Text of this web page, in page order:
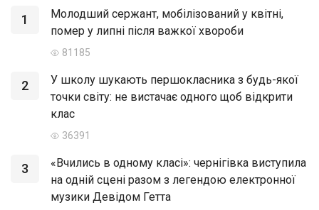
1
Молодший сержант, мобілізований у квітні,
помер у липні після важкої хвороби
81185
2
У школу шукають першокласника з будь-якої
точки світу: не вистачає одного щоб відкрити
клас
36391
3
«Вчились в одному класі»: чернігівка виступила
на одній сцені разом з легендою електронної
музики Девідом Гетта